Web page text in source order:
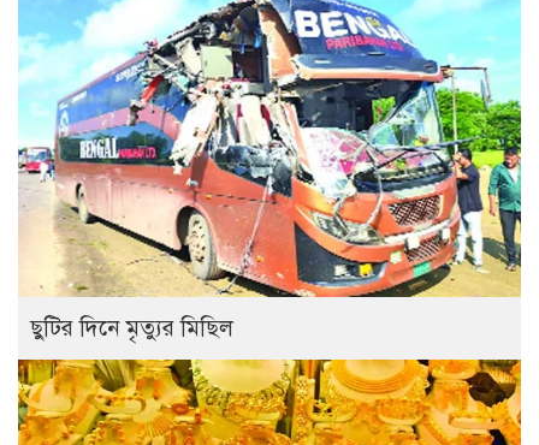
ছুটির দিনে মৃত্যুর মিছিল